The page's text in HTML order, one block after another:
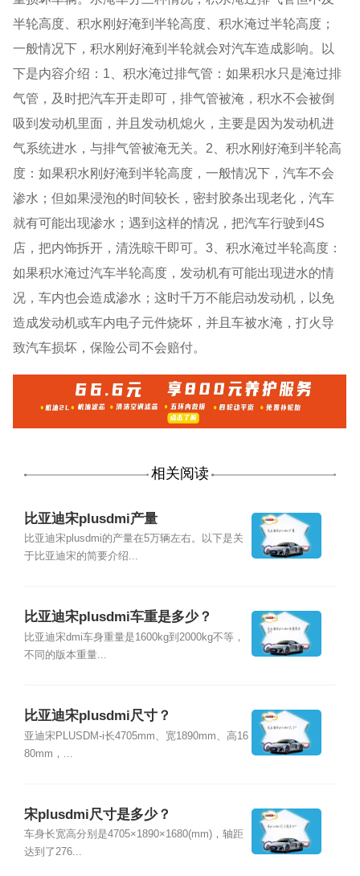
半轮高度、积水刚好淹到半轮高度、积水淹过半轮高度；
一般情况下，积水刚好淹到半轮就会对汽车造成影响。以
下是内容介绍：1、积水淹过排气管：如果积水只是淹过排
气管，及时把汽车开走即可，排气管被淹，积水不会被倒
吸到发动机里面，并且发动机熄火，主要是因为发动机进
气系统进水，与排气管被淹无关。2、积水刚好淹到半轮高
度：如果积水刚好淹到半轮高度，一般情况下，汽车不会
渗水；但如果浸泡的时间较长，密封胶条出现老化，汽车
就有可能出现渗水；遇到这样的情况，把汽车行驶到4S
店，把内饰拆开，清洗晾干即可。3、积水淹过半轮高度：
如果积水淹过汽车半轮高度，发动机有可能出现进水的情
况，车内也会造成渗水；这时千万不能启动发动机，以免
造成发动机或车内电子元件烧坏，并且车被水淹，打火导
致汽车损坏，保险公司不会赔付。
相关阅读
比亚迪宋plusdmi产量
比亚迪宋plusdmi的产量在5万辆左右。以下是关
于比亚迪宋的简要介绍...
比亚迪宋plusdmi车重是多少？
比亚迪宋dmi车身重量是1600kg到2000kg不等，
不同的版本重量...
比亚迪宋plusdmi尺寸？
亚迪宋PLUSDM-i长4705mm、宽1890mm、高16
80mm，...
宋plusdmi尺寸是多少？
车身长宽高分别是4705×1890×1680(mm)，轴距
达到了276...